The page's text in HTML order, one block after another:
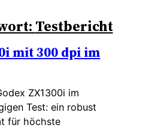
Testbericht
mit 300 dpi im
ZX1300i im
Test: ein robust
für höchste